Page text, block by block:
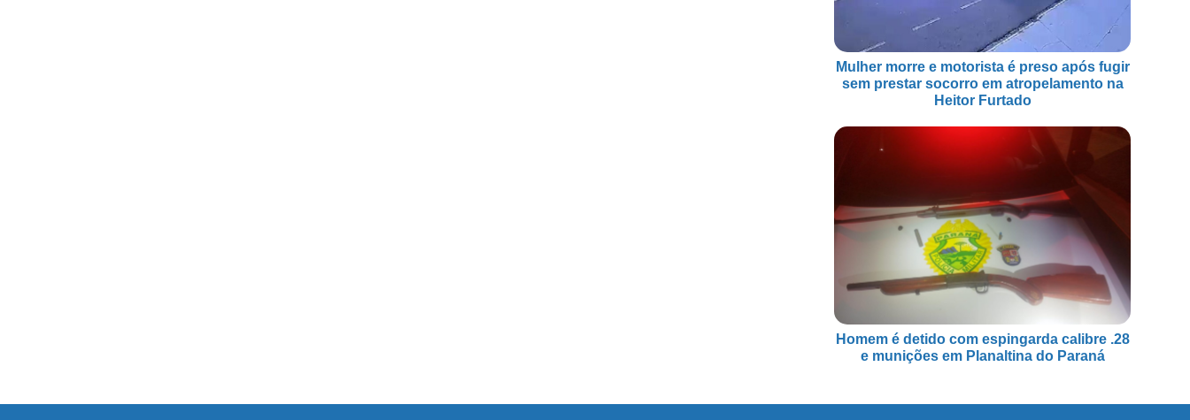
Mulher morre e motorista é preso após fugir
sem prestar socorro em atropelamento na
Heitor Furtado
Homem é detido com espingarda calibre .28
e munições em Planaltina do Paraná